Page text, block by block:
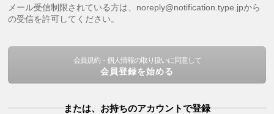
メール受信制限されている方は、noreply@notification.type.jpから
の受信を許可してください。
会員規約・個人情報の取り扱いに同意して
会員登録を始める
または、お持ちのアカウントで登録